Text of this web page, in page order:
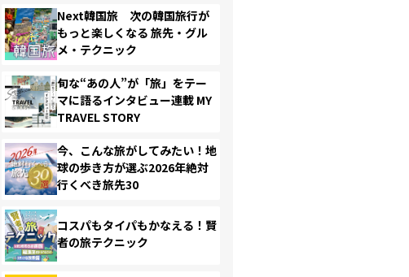
Next韓国旅 次の韓国旅行が
もっと楽しくなる 旅先・グル
メ・テクニック
旬な“あの人”が「旅」をテー
マに語るインタビュー連載 MY
TRAVEL STORY
今、こんな旅がしてみたい！地
球の歩き方が選ぶ2026年絶対
行くべき旅先30
コスパもタイパもかなえる！賢
者の旅テクニック